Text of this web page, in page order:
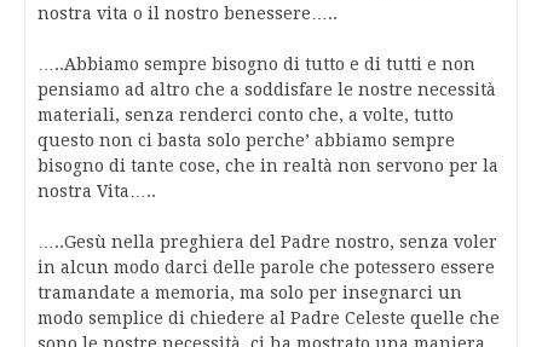
nostra vita o il nostro benessere…..
…..Abbiamo sempre bisogno di tutto e di tutti e non
pensiamo ad altro che a soddisfare le nostre necessità
materiali, senza renderci conto che, a volte, tutto
questo non ci basta solo perche’ abbiamo sempre
bisogno di tante cose, che in realtà non servono per la
nostra Vita…..
…..Gesù nella preghiera del Padre nostro, senza voler
in alcun modo darci delle parole che potessero essere
tramandate a memoria, ma solo per insegnarci un
modo semplice di chiedere al Padre Celeste quelle che